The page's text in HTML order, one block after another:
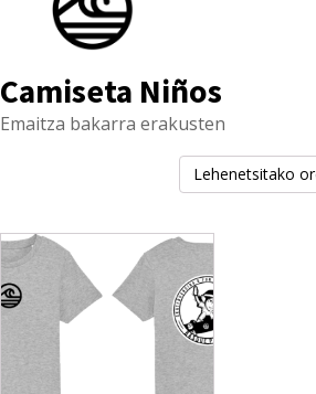
Camiseta Niños
Emaitza bakarra erakusten
This
product
has
multiple